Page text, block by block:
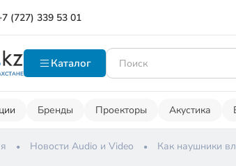
(727) 339 53 01
Каталог
Бренды Проекторы Акустика
Новости Audio и Video Как наушники